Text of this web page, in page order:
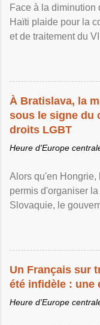
Face à la diminution
Haïti plaide pour la
et de traitement du
À Bratislava, la
sous le signe du
droits LGBT
Heure d’Europe
Alors qu'en Hongrie,
permis d'organiser
Slovaquie, le
Un Français sur
été infidèle : une
Heure d’Europe